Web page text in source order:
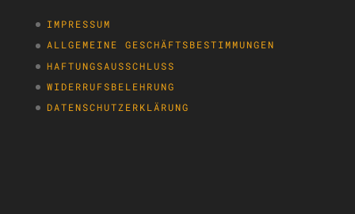
IMPRESSUM
ALLGEMEINE GESCHÄFTSBESTIMMUNGEN
HAFTUNGSAUSSCHLUSS
WIDERRUFSBELEHRUNG
DATENSCHUTZERKLÄRUNG